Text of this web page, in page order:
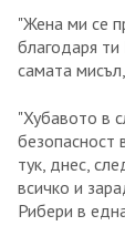
"Жена ми се
благодаря
самата
"Хубавото в
безопасност
тук, днес,
всичко и
Рибери в